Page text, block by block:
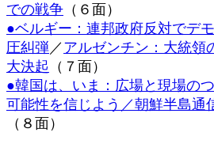
での戦争 （６面）
●ベルギー：連邦政府反対でデモ
圧糾弾 ／ アルゼンチン：大統領
大決起 （７面）
●韓国は、いま：広場と現場の
可能性を信じよう／朝鮮半島通
（８面）